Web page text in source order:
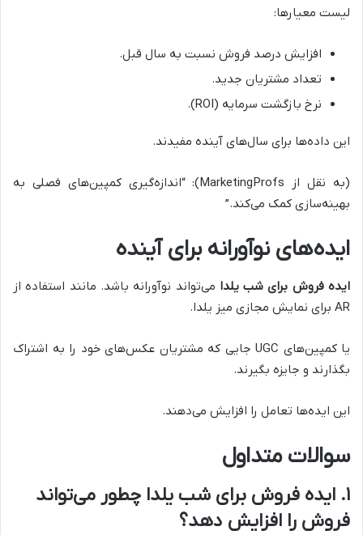
لیست معیارها:
افزایش درصد فروش نسبت به سال قبل.
تعداد مشتریان جدید.
نرخ بازگشت سرمایه (ROI).
این داده‌ها برای سال‌های آینده مفیدند.
(به نقل از MarketingProfs): “اندازه‌گیری کمپین‌های فصلی به
بهینه‌سازی کمک می‌کند.”
ایده‌های نوآورانه برای آینده
ایده فروش برای شب یلدا می‌تواند نوآورانه باشد. مانند استفاده از
AR برای نمایش مجازی میز یلدا.
یا کمپین‌های UGC جایی که مشتریان عکس‌های خود را به اشتراک
بگذارند و جایزه بگیرند.
این ایده‌ها تعامل را افزایش می‌دهند.
سوالات متداول
۱. ایده فروش برای شب یلدا چطور می‌تواند
فروش را افزایش دهد؟